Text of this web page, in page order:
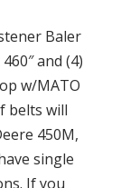
Baler
and (4)
w/MATO
belts will
450M,
single
If you